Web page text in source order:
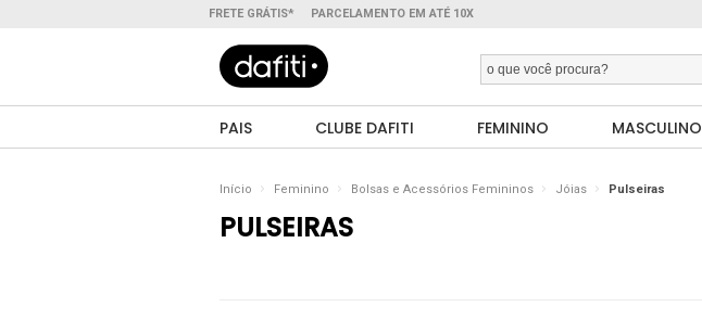
FRETE GRÁTIS* PARCELAMENTO EM ATÉ 10X
PAIS CLUBE DAFITI FEMININO MASCULINO
Início Feminino Bolsas e Acessórios Femininos Jóias Pulseiras
PULSEIRAS